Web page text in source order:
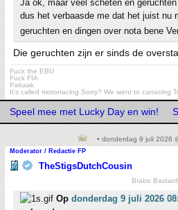
Ja ok, maar veel scheten en
dus het verbaasde me dat het juist nu
geruchten en dingen over nota bene
Die geruchten zijn er sinds de
Fuck the EBU
Fuck FIA
Pakaak
It's called motorracing.Sorry? We went to carracing
Speel mee met Lucky Day en win!
• donderdag 9 juli 2026
Moderator / Redactie FP
TheStigsDutchCousin
Brabo Bastard
Op donderdag 9 juli 2026